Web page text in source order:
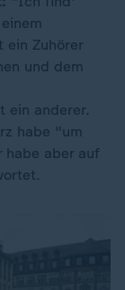
ein Zuhörer
und dem
ein anderer.
habe "um
habe aber auf